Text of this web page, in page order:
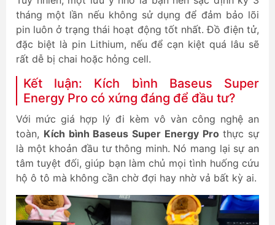
tháng một lần nếu không sử dụng để đảm bảo lõi
pin luôn ở trạng thái hoạt động tốt nhất. Đồ điện tử,
đặc biệt là pin Lithium, nếu để cạn kiệt quá lâu sẽ
rất dễ bị chai hoặc hỏng cell.
Kết luận: Kích bình Baseus Super
Energy Pro có xứng đáng để đầu tư?
Với mức giá hợp lý đi kèm vô vàn công nghệ an
toàn, Kích bình Baseus Super Energy Prothực sự
là một khoản đầu tư thông minh. Nó mang lại sự an
tâm tuyệt đối, giúp bạn làm chủ mọi tình huống cứu
hộ ô tô mà không cần chờ đợi hay nhờ vả bất kỳ ai.